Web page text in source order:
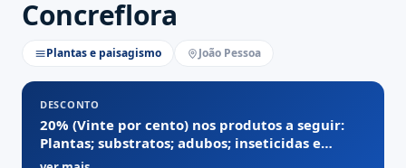
Concreflora
Plantas e paisagismo João Pessoa
DESCONTO
20% (Vinte por cento) nos produtos a seguir:
Plantas; substratos; adubos; inseticidas e